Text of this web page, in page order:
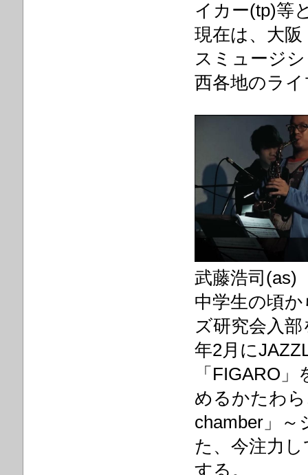
イカー(tp)等
現在は、大
スミュージ
西各地のラ
武藤浩司(as)
中学生の頃
ズ研究会入
年2月に
「FIGARO
めるかたわ
chamber」
た、今注力
する。